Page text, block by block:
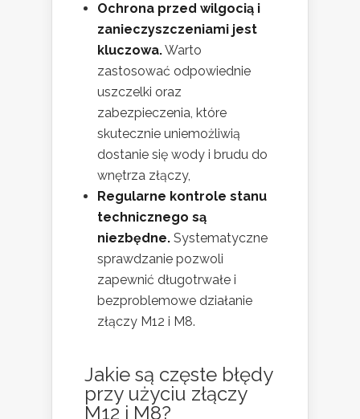
Ochrona przed wilgocią i
zanieczyszczeniami jest
kluczowa.Warto
zastosować odpowiednie
uszczelki oraz
zabezpieczenia, które
skutecznie uniemożliwią
dostanie się wody i brudu do
wnętrza złączy,
Regularne kontrole stanu
technicznego są
niezbędne. Systematyczne
sprawdzanie pozwoli
zapewnić długotrwałe i
bezproblemowe działanie
złączy M12 i M8.
Jakie są częste błędy
przy użyciu złączy
M12 i M8?